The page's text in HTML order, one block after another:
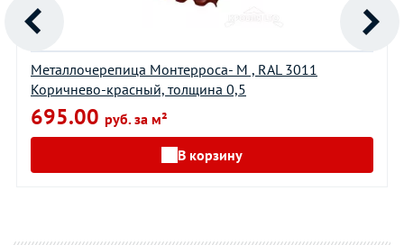
Металлочерепица Монтерроса- M , RAL 3011
Коричнево-красный, толщина 0,5
695.00 руб. за м²
В корзину